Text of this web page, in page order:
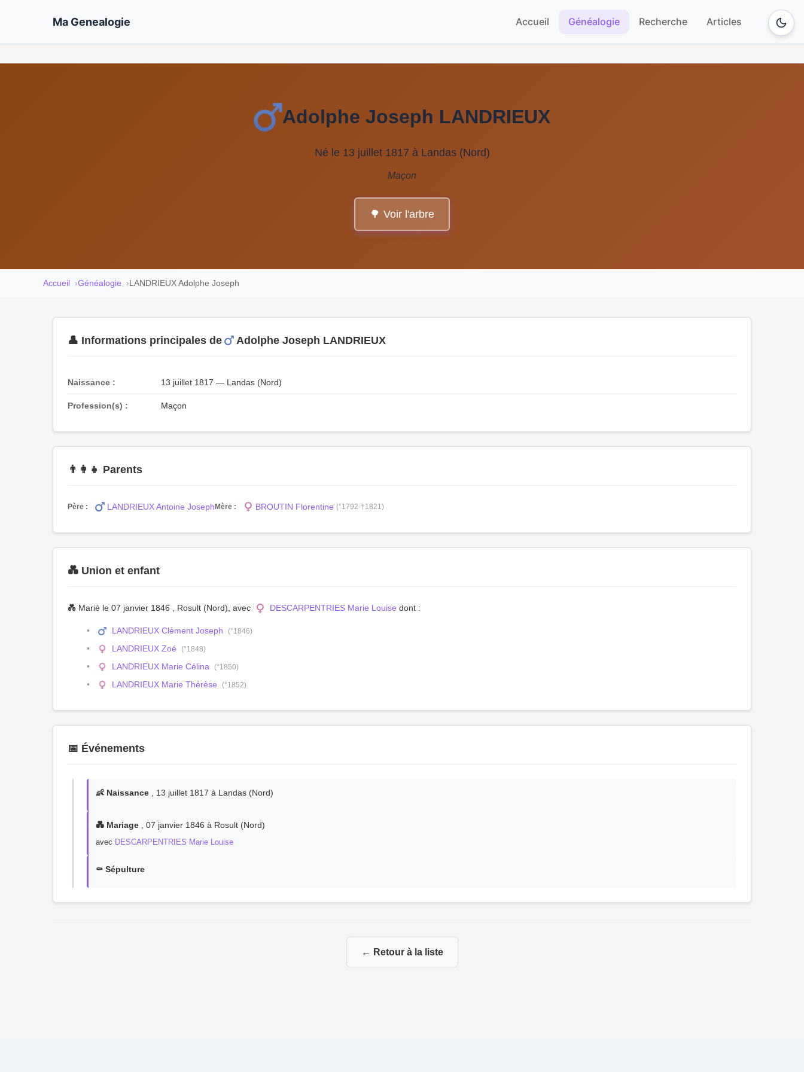
Ma Genealogie Accueil Généalogie Recherche Articles
Adolphe Joseph LANDRIEUX
Né le 13 juillet 1817 à Landas (Nord)
Maçon
🌳 Voir l'arbre
Accueil Généalogie LANDRIEUX Adolphe Joseph
👤 Informations principales de Adolphe Joseph LANDRIEUX
Naissance : 13 juillet 1817 — Landas (Nord)
Profession(s) : Maçon
👨‍👩‍👧 Parents
Père : LANDRIEUX Antoine JosephMère : BROUTIN Florentine (°1792-†1821)
💑 Union et enfant
💑 Marié le 07 janvier 1846 , Rosult (Nord), avec DESCARPENTRIES Marie Louise dont :
LANDRIEUX Clément Joseph (°1846)
LANDRIEUX Zoé (°1848)
LANDRIEUX Marie Célina (°1850)
LANDRIEUX Marie Thérèse (°1852)
📅 Événements
👶 Naissance , 13 juillet 1817 à Landas (Nord)
💑 Mariage , 07 janvier 1846 à Rosult (Nord)
avec DESCARPENTRIES Marie Louise
⚰️ Sépulture
← Retour à la liste